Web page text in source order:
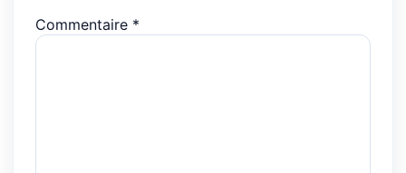
Commentaire *